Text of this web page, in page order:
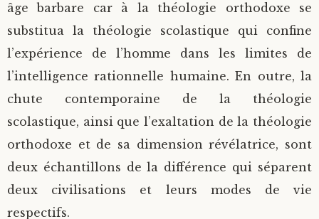
âge barbare car à la théologie orthodoxe se
substitua la théologie scolastique qui confine
l’expérience de l’homme dans les limites de
l’intelligence rationnelle humaine. En outre, la
chute contemporaine de la théologie
scolastique, ainsi que l’exaltation de la théologie
orthodoxe et de sa dimension révélatrice, sont
deux échantillons de la différence qui séparent
deux civilisations et leurs modes de vie
respectifs.